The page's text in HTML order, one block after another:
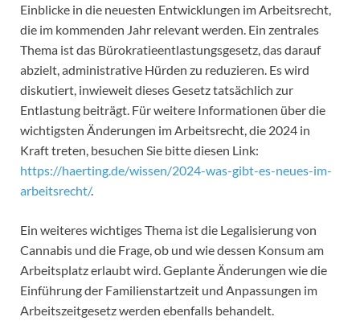
Einblicke in die neuesten Entwicklungen im Arbeitsrecht,
die im kommenden Jahr relevant werden. Ein zentrales
Thema ist das Bürokratieentlastungsgesetz, das darauf
abzielt, administrative Hürden zu reduzieren. Es wird
diskutiert, inwieweit dieses Gesetz tatsächlich zur
Entlastung beiträgt. Für weitere Informationen über die
wichtigsten Änderungen im Arbeitsrecht, die 2024 in
Kraft treten, besuchen Sie bitte diesen Link:
https://haerting.de/wissen/2024-was-gibt-es-neues-im-
arbeitsrecht/.
Ein weiteres wichtiges Thema ist die Legalisierung von
Cannabis und die Frage, ob und wie dessen Konsum am
Arbeitsplatz erlaubt wird. Geplante Änderungen wie die
Einführung der Familienstartzeit und Anpassungen im
Arbeitszeitgesetz werden ebenfalls behandelt.